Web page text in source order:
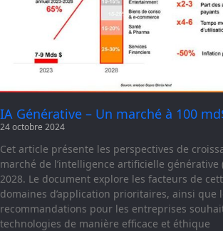
IA Générative – Un marché à 100
24 octobre 2024
Cet article présente les perspectives de
marché de l’intelligence artificielle générative
2028. Le document explore les facteurs de
domaines d’application prioritaires, ainsi que
recommandations pour les entreprises
technologies de manière efficace et éthique